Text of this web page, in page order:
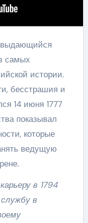
самых
истории.
бесстрашия и
14 июня 1777
показывал
которые
ведущую
в 1794
службу в